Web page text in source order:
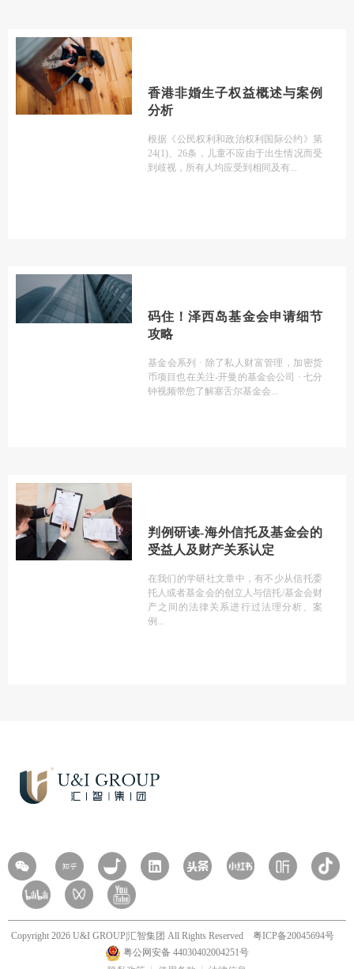
香港非婚生子权益概述与案例
分析
根据《公民权利和政治权利国际公约》第
24(1)、26条，儿童不应由于出生情况而受
到歧视，所有人均应受到相同及有
码住！泽西岛基金会申请细节
攻略
基金会系列 · 除了私人财富管理，加密货
币项目也在关注-开曼的基金会公司 · 七分
钟视频带您了解塞舌尔基金会
判例研读-海外信托及基金会的
受益人及财产关系认定
在我们的学研社文章中，有不少从信托委
托人或者基金会的创立人与信托/基金会财
产之间的法律关系进行过法理分析、案
例
Copyright 2026 U&I GROUP|汇智集团 All Rights Reserved 粤ICP备20045694号
粤公网安备 44030402004251号